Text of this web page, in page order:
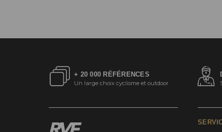
+ 20 000 RÉFÉRENCES
Un large choix cyclisme et outdoor